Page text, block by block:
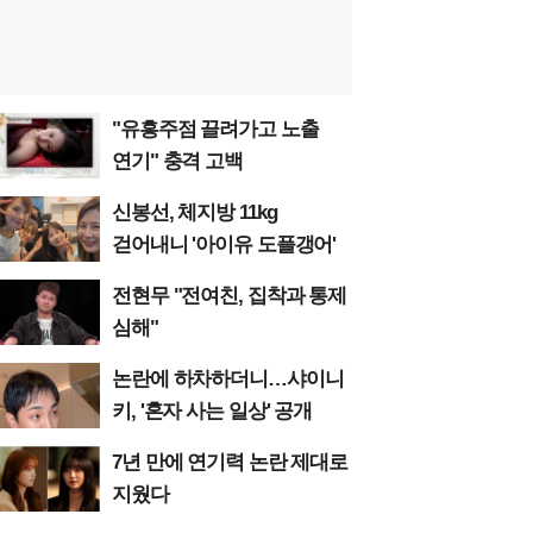
"유흥주점 끌려가고 노출
연기" 충격 고백
신봉선, 체지방 11kg
걷어내니 '아이유 도플갱어'
전현무 "전여친, 집착과 통제
심해"
논란에 하차하더니…샤이니
키, '혼자 사는 일상' 공개
7년 만에 연기력 논란 제대로
지웠다